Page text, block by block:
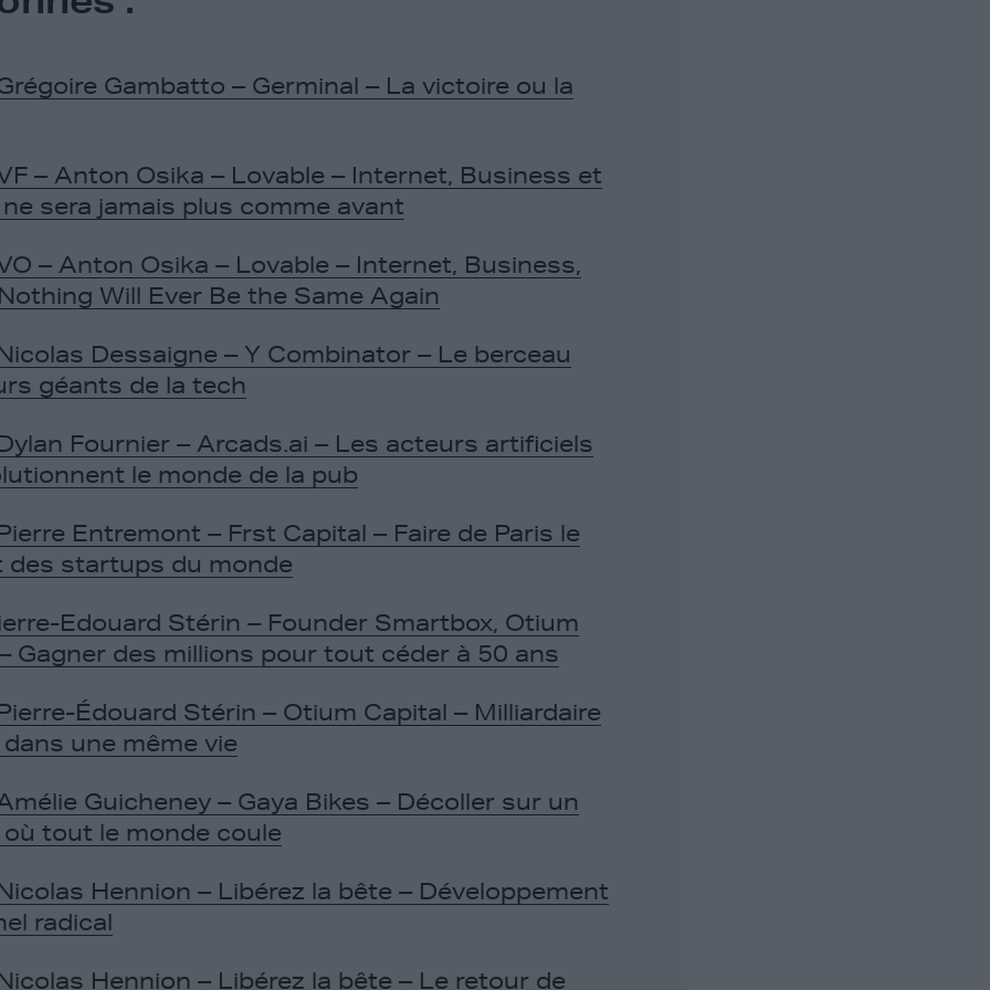
Gambatto – Germinal – La victoire ou la
– Anton Osika – Lovable – Internet, Business et
sera jamais plus comme avant
– Anton Osika – Lovable – Internet, Business,
Will Ever Be the Same Again
Dessaigne – Y Combinator – Le berceau
géants de la tech
Fournier – Arcads.ai – Les acteurs artificiels
le monde de la pub
Entremont – Frst Capital – Faire de Paris le
des startups du monde
Edouard Stérin – Founder Smartbox, Otium
Gagner des millions pour tout céder à 50 ans
Édouard Stérin – Otium Capital – Milliardaire
une même vie
Guicheney – Gaya Bikes – Décoller sur un
tout le monde coule
Hennion – Libérez la bête – Développement
radical
Hennion – Libérez la bête – Le retour de